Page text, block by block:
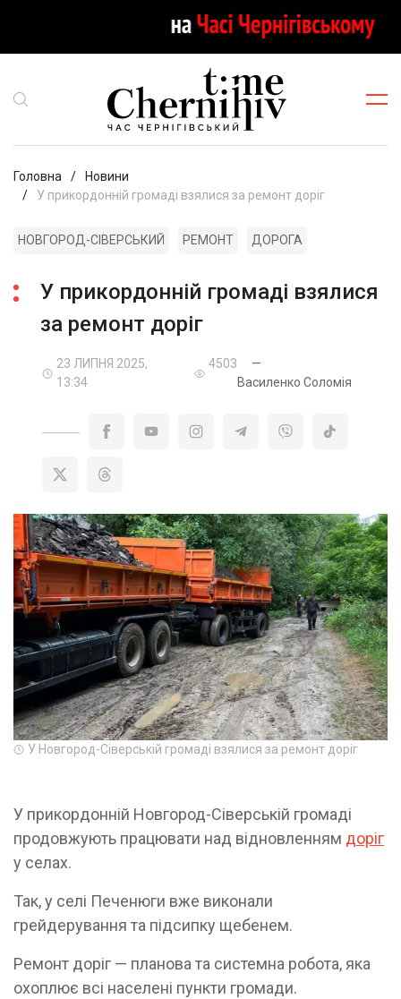
Головна
Новини
У прикордонній громаді взялися за ремонт доріг
НОВГОРОД-СІВЕРСЬКИЙ РЕМОНТ ДОРОГА
У прикордонній громаді взялися
за ремонт доріг
23 ЛИПНЯ 2025,
13:34
4503
—
Василенко Соломія
У Новгород-Сіверській громаді взялися за ремонт доріг
У прикордонній Новгород-Сіверській громаді
продовжують працювати над відновленням доріг
у селах.
Так, у селі Печенюги вже виконали
грейдерування та підсипку щебенем.
Ремонт доріг — планова та системна робота, яка
охоплює всі населені пункти громади.